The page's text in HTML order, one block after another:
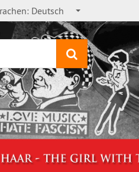
Deutsch
Suchen